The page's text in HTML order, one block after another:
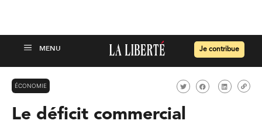
Je contribue
ÉCONOMIE
Le déficit commercial